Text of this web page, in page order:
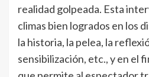
realidad golpeada. Esta
climas bien logrados en los
la historia, la pelea, la
sensibilización, etc., y en el